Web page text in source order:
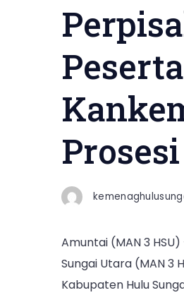
Amuntai (MAN 3
Sungai Utara (MAN 3
Kabupaten Hulu